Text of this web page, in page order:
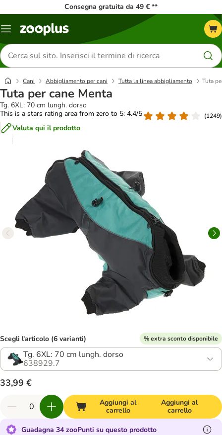
Consegna gratuita da 49 € **
Overview
Cerca
prodotti
Cani Abbigliamento per cani Tutta la linea abbigliamento Tuta
Tuta per cane Menta
Tg. 6XL: 70 cm lungh. dorso
This is a stars rating area from zero to 5: 4.4/5
(1249)
Valuta qui il prodotto
Scegli l'articolo (6 varianti) % extra sconto disponibile
Tg. 6XL: 70 cm lungh. dorso
638929.7
33,99 €
Aggiungi al
carrello
Aggiungi al
carrello
Guadagna 34 zooPunti su questo prodotto